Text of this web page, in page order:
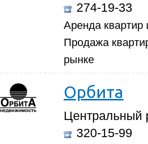
274-19-33
Аренда квартир
Продажа
рынке
Орбита
Центральный
320-15-99